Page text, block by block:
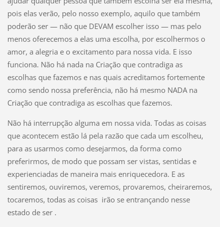
pois elas verão, pelo nosso exemplo, aquilo que também
poderão ser — não que DEVAM escolher isso — mas pelo
menos oferecemos a elas uma escolha, por escolhermos o
amor, a alegria e o excitamento para nossa vida. E isso
funciona. Não há nada na Criação que contradiga as
escolhas que fazemos e nas quais acreditamos fortemente
como sendo nossa preferência, não há mesmo NADA na
Criação que contradiga as escolhas que fazemos.
Não há interrupção alguma em nossa vida. Todas as coisas
que acontecem estão lá pela razão que cada um escolheu,
para as usarmos como desejarmos, da forma como
preferirmos, de modo que possam ser vistas, sentidas e
experienciadas de maneira mais enriquecedora. E as
sentiremos, ouviremos, veremos, provaremos, cheiraremos,
tocaremos, todas as coisas irão se entrançando nesse
estado de ser .